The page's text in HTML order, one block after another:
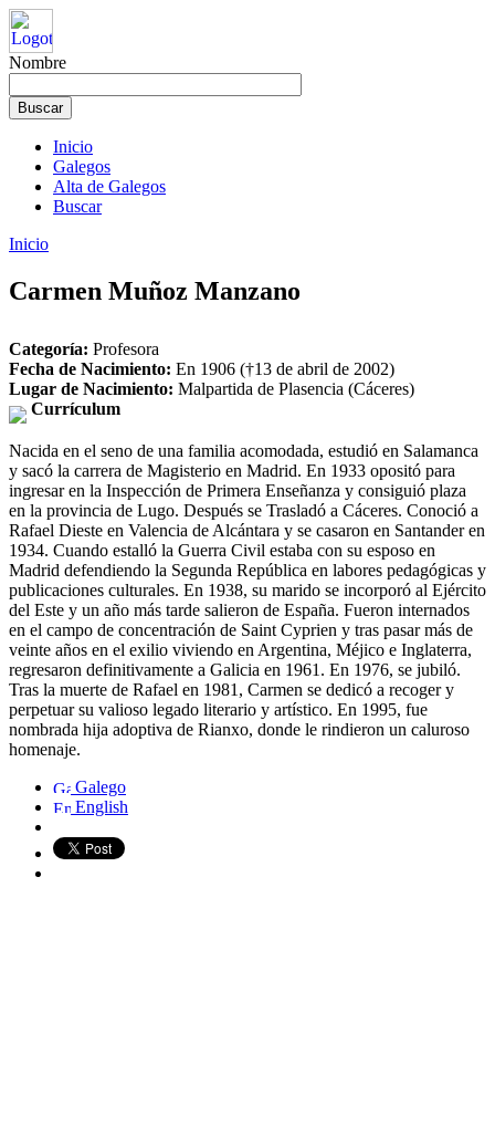
Nombre
Inicio
Galegos
Alta de Galegos
Buscar
Inicio
Carmen Muñoz Manzano
Categoría: Profesora
Fecha de Nacimiento: En 1906 (†13 de abril de 2002)
Lugar de Nacimiento: Malpartida de Plasencia (Cáceres)
Currículum
Nacida en el seno de una familia acomodada, estudió en Salamanca
y sacó la carrera de Magisterio en Madrid. En 1933 opositó para
ingresar en la Inspección de Primera Enseñanza y consiguió plaza
en la provincia de Lugo. Después se Trasladó a Cáceres. Conoció a
Rafael Dieste en Valencia de Alcántara y se casaron en Santander en
1934. Cuando estalló la Guerra Civil estaba con su esposo en
Madrid defendiendo la Segunda República en labores pedagógicas y
publicaciones culturales. En 1938, su marido se incorporó al Ejército
del Este y un año más tarde salieron de España. Fueron internados
en el campo de concentración de Saint Cyprien y tras pasar más de
veinte años en el exilio viviendo en Argentina, Méjico e Inglaterra,
regresaron definitivamente a Galicia en 1961. En 1976, se jubiló.
Tras la muerte de Rafael en 1981, Carmen se dedicó a recoger y
perpetuar su valioso legado literario y artístico. En 1995, fue
nombrada hija adoptiva de Rianxo, donde le rindieron un caluroso
homenaje.
Galego
English